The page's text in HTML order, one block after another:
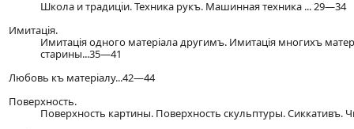
Школа и традиціи. Техника рукъ. Машинная техника ... 29—34
Имитація.
Имитація одного матеріала другимъ. Имитація многихъ
старины...35—41
Любовь къ матеріалу...42—44
Поверхность.
Поверхность картины. Поверхность скульптуры. Сиккативъ.